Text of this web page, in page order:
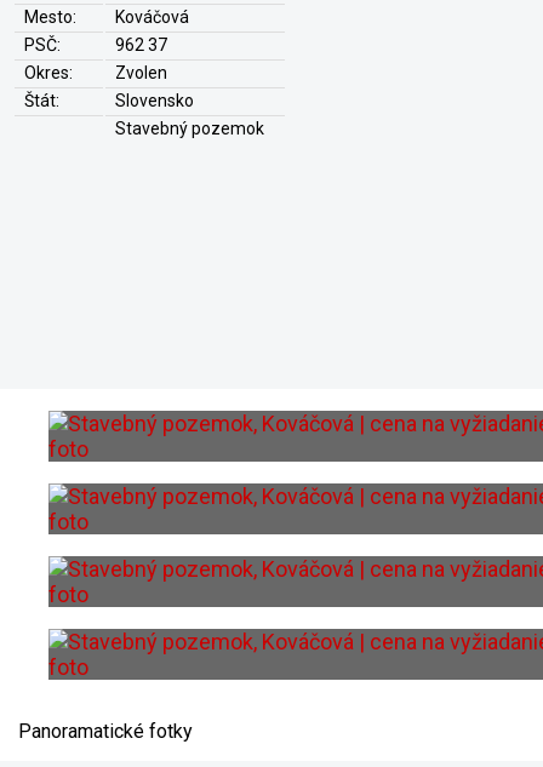
Mesto:
Kováčová
PSČ:
962 37
Okres:
Zvolen
Štát:
Slovensko
Stavebný pozemok
Panoramatické fotky